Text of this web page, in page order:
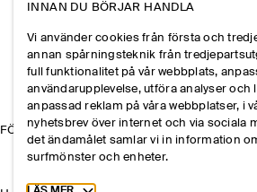
FÖRETAGET
INNAN DU BÖRJAR HANDLA
Vi använder cookies från första och
annan spårningsteknik från
full funktionalitet på vår webbplats,
användarupplevelse, utföra analyser och
anpassad reklam på våra webbplatser, i
nyhetsbrev över internet och via sociala
det ändamålet samlar vi in information
surfmönster och enheter.